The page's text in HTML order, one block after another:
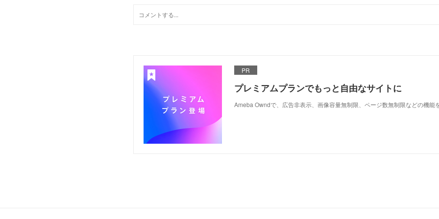
PR
プレミアムプランでもっと自由なサイトに
Ameba Owndで、広告非表示、画像容量無制限、ページ数無制限などの機能